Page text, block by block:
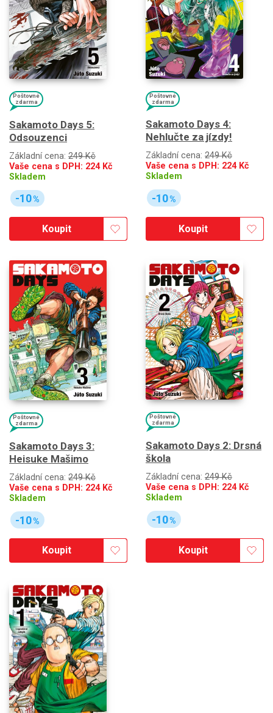
Poštovné
zdarma
Sakamoto Days 5:
Odsouzenci
Základní cena: 249 Kč
Vaše cena s DPH: 224Kč
Skladem
-10%
Koupit
Poštovné
zdarma
Sakamoto Days 4:
Nehlučte za jízdy!
Základní cena: 249 Kč
Vaše cena s DPH: 224Kč
Skladem
-10%
Koupit
Poštovné
zdarma
Sakamoto Days 3:
Heisuke Mašimo
Základní cena: 249 Kč
Vaše cena s DPH: 224Kč
Skladem
-10%
Koupit
Poštovné
zdarma
Sakamoto Days 2: Drsná
škola
Základní cena: 249 Kč
Vaše cena s DPH: 224Kč
Skladem
-10%
Koupit